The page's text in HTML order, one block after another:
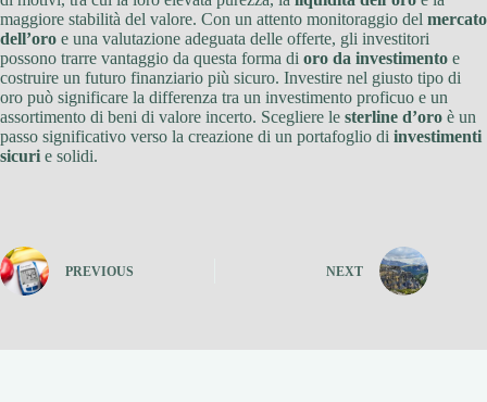
maggiore stabilità del valore. Con un attento monitoraggio del mercato
dell’oro e una valutazione adeguata delle offerte, gli investitori
possono trarre vantaggio da questa forma di oro da investimento e
costruire un futuro finanziario più sicuro. Investire nel giusto tipo di
oro può significare la differenza tra un investimento proficuo e un
assortimento di beni di valore incerto. Scegliere le sterline d’oro è un
passo significativo verso la creazione di un portafoglio di investimenti
sicuri e solidi.
PREVIOUS NEXT